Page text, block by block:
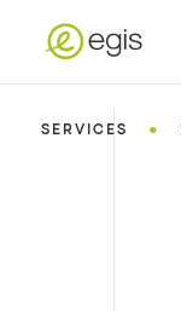
SERVICES •